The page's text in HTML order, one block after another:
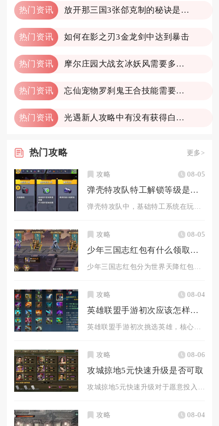
热门资讯 放开那三国3张郃克制的秘诀是什么
热门资讯 如何在影之刃3金龙剑中达到暴击
热门资讯 摩尔庄园大战玄冰妖风需要多长时间才能通关
热门资讯 忘仙宠物罗刹鬼王合技能需要注意什么
热门资讯 光遇新人攻略中有没有获得白羽复训的技巧
热门攻略 更多>
攻略 08-05
弹壳特攻队特工解锁等级是多少级
攻略 08-05
少年三国志红包有什么领取方法
攻略 08-04
英雄联盟手游初次应该怎样选英雄
攻略 08-06
攻城掠地5元快速升级是否可取
攻略 08-04